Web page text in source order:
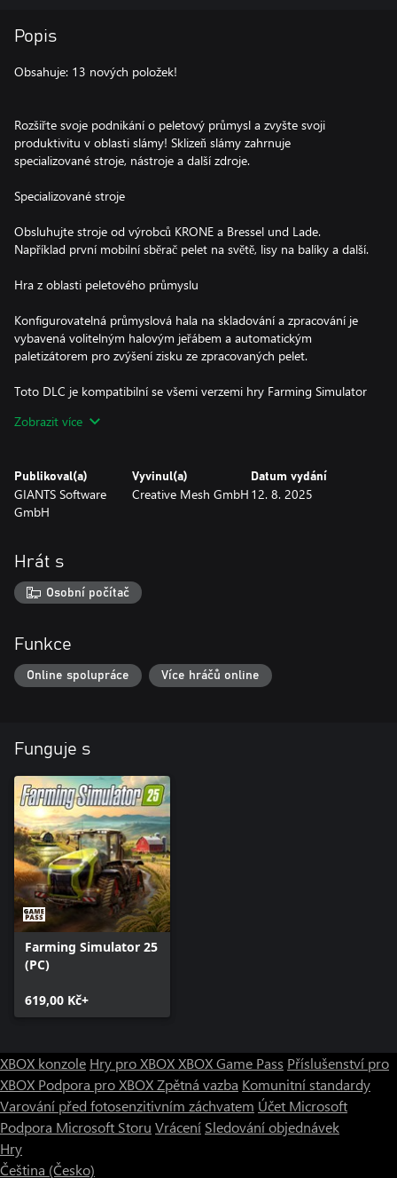
Popis
Obsahuje: 13 nových položek!
Rozšiřte svoje podnikání o peletový průmysl a zvyšte svoji
produktivitu v oblasti slámy! Sklizeň slámy zahrnuje
specializované stroje, nástroje a další zdroje.
Specializované stroje
Obsluhujte stroje od výrobců KRONE a Bressel und Lade.
Například první mobilní sběrač pelet na světě, lisy na balíky a další.
Hra z oblasti peletového průmyslu
Konfigurovatelná průmyslová hala na skladování a zpracování je
vybavená volitelným halovým jeřábem a automatickým
paletizátorem pro zvýšení zisku ze zpracovaných pelet.
Toto DLC je kompatibilní se všemi verzemi hry Farming Simulator
Zobrazit více
Publikoval(a)
GIANTS Software
GmbH
Vyvinul(a)
Creative Mesh GmbH
Datum vydání
12. 8. 2025
Hrát s
Osobní počítač
Funkce
Online spolupráce Více hráčů online
Funguje s
Farming Simulator 25
(PC)
619,00 Kč+
XBOX konzole Hry pro XBOXXBOX Game Pass Příslušenství pro
XBOX Podpora pro XBOXZpětná vazba Komunitní standardy
Varování před fotosenzitivním záchvatem Účet Microsoft
Podpora Microsoft Storu Vrácení Sledování objednávek
Hry
Čeština (Česko)